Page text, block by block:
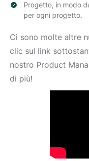
Progetto, in modo
per ogni progetto.
Ci sono molte altre
clic sul link
nostro Product
di più!